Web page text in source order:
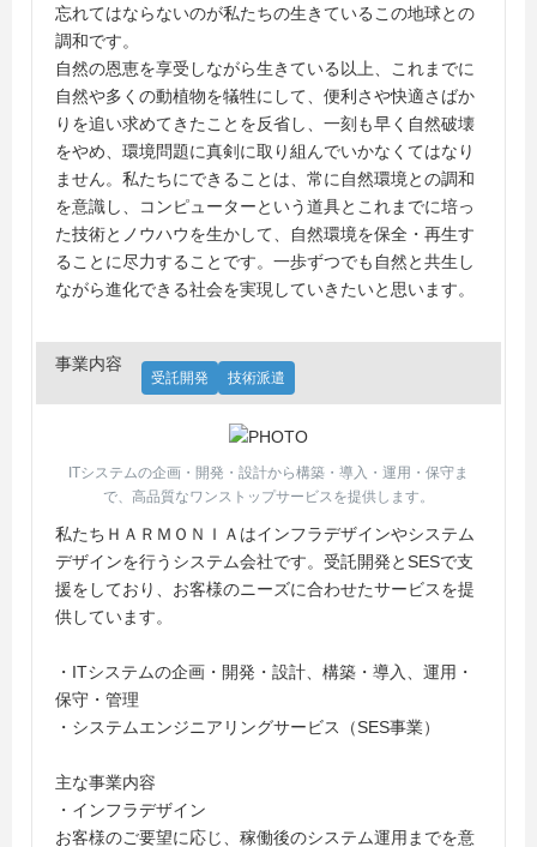
忘れてはならないのが私たちの生きているこの地球との
調和です。
自然の恩恵を享受しながら生きている以上、これまでに
自然や多くの動植物を犠牲にして、便利さや快適さばか
りを追い求めてきたことを反省し、一刻も早く自然破壊
をやめ、環境問題に真剣に取り組んでいかなくてはなり
ません。私たちにできることは、常に自然環境との調和
を意識し、コンピューターという道具とこれまでに培っ
た技術とノウハウを生かして、自然環境を保全・再生す
ることに尽力することです。一歩ずつでも自然と共生し
ながら進化できる社会を実現していきたいと思います。
事業内容
受託開発 技術派遣
ITシステムの企画・開発・設計から構築・導入・運用・保守ま
で、高品質なワンストップサービスを提供します。
私たちＨＡＲＭＯＮＩＡはインフラデザインやシステム
デザインを行うシステム会社です。受託開発とSESで支
援をしており、お客様のニーズに合わせたサービスを提
供しています。
・ITシステムの企画・開発・設計、構築・導入、運用・
保守・管理
・システムエンジニアリングサービス（SES事業）
主な事業内容
・インフラデザイン
お客様のご要望に応じ、稼働後のシステム運用までを意